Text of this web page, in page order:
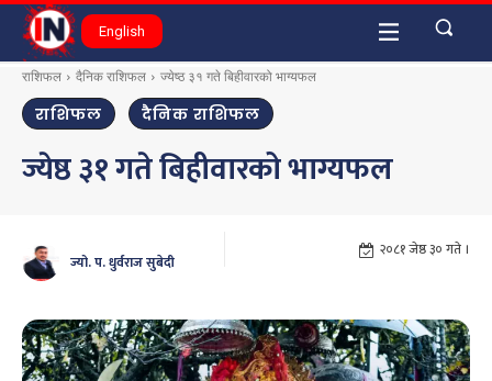
English
राशिफल दैनिक राशिफल ज्येष्ठ ३१ गते बिहीवारको भाग्यफल
राशिफल दैनिक राशिफल
ज्येष्ठ ३१ गते बिहीवारको भाग्यफल
ज्यो. प. धुर्वराज सुबेदी
२०८१ जेष्ठ ३० गते ।